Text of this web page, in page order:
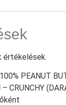
értékelések.
PEANUT
– CRUNCHY